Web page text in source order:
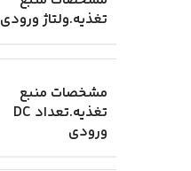
تغذیه.ولتاژ ورودی POE
مشخصات منبع
تغذیه.تعداد DC
ورودی